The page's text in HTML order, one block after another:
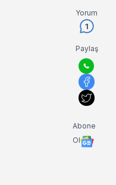
Yorum
1
Paylaş
Abone
Ol